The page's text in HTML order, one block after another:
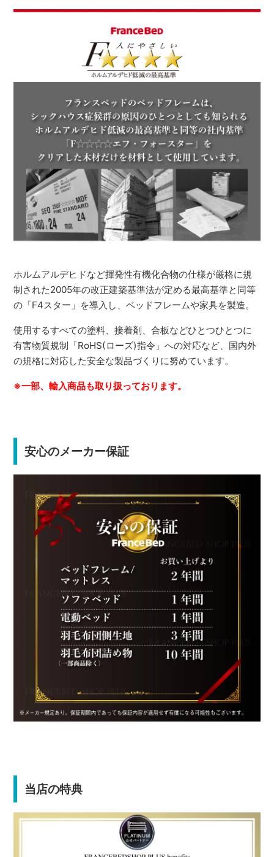
ホルムアルデヒドなど揮発性有機化合物の仕様が厳格に規
制された2005年の改正建築基準法が定める最高基準と同等
の「F4スター」を導入し、ベッドフレームや家具を製造。
使用するすべての塗料、接着剤、合板などひとつひとつに
有害物質規制「RoHS(ローズ)指令」への対応など、国内外
の規格に対応した安全な製品づくりに努めています。
※一部、輸入商品も取り扱っております。
安心のメーカー保証
当店の特典